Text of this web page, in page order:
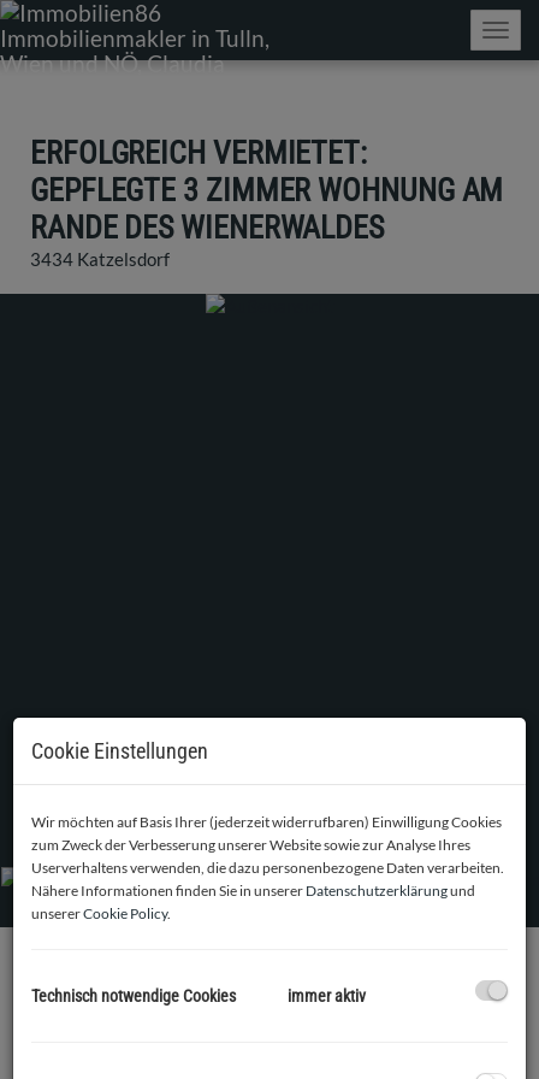
ERFOLGREICH VERMIETET:
GEPFLEGTE 3 ZIMMER WOHNUNG AM
RANDE DES WIENERWALDES
3434 Katzelsdorf
BESCHREIBUNG
Cookie Einstellungen
Wir möchten auf Basis Ihrer (jederzeit widerrufbaren) Einwilligung Cookies
zum Zweck der Verbesserung unserer Website sowie zur Analyse Ihres
Userverhaltens verwenden, die dazu personenbezogene Daten verarbeiten.
Nähere Informationen finden Sie in unserer Datenschutzerklärungund
unsererCookie Policy.
Technisch notwendige Cookies immer aktiv